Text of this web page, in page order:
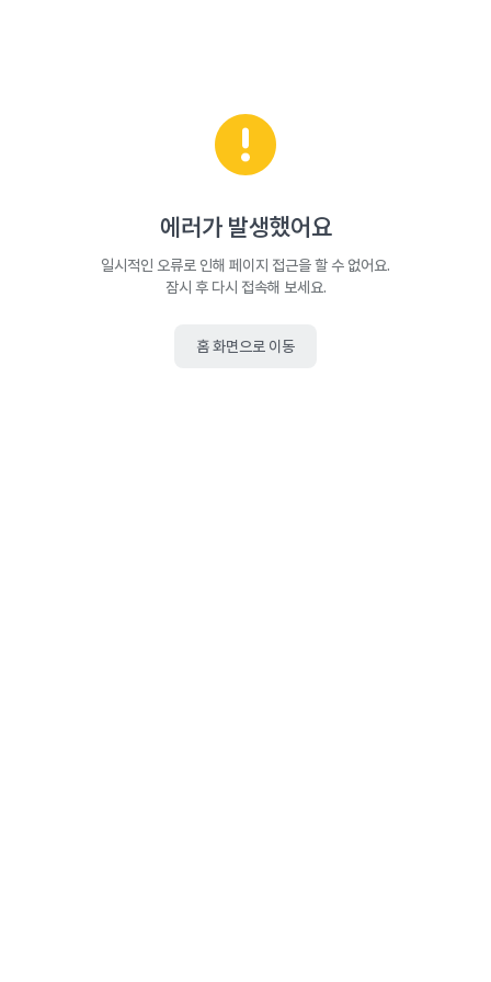
에러가 발생했어요
일시적인 오류로 인해 페이지 접근을 할 수 없어요.
잠시 후 다시 접속해 보세요.
홈 화면으로 이동